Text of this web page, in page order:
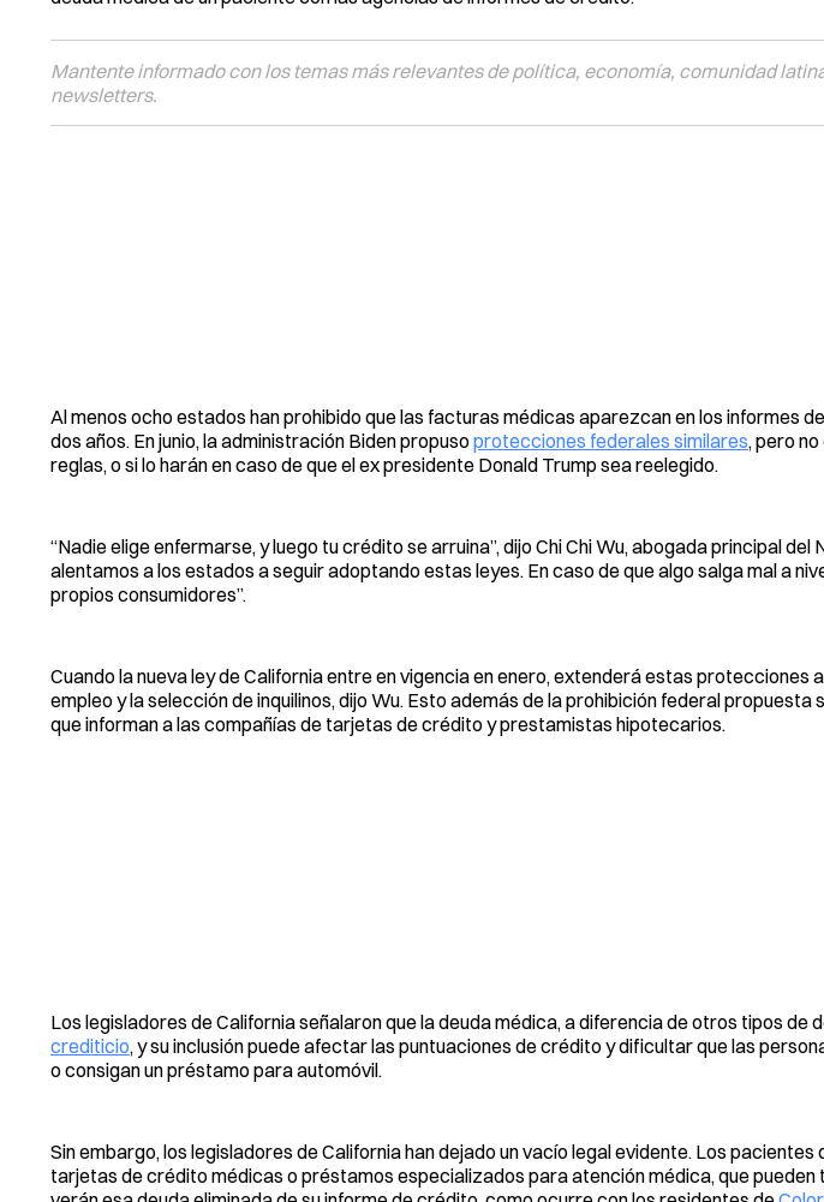
Mantente informado con los temas más relevantes de política, economía, comunidad
newsletters.
Al menos ocho estados han prohibido que las facturas médicas aparezcan en los informes
dos años. En junio, la administración Biden propuso protecciones federales similares, pero
reglas, o si lo harán en caso de que el ex presidente Donald Trump sea reelegido.
“Nadie elige enfermarse, y luego tu crédito se arruina”, dijo Chi Chi Wu, abogada principal del
alentamos a los estados a seguir adoptando estas leyes. En caso de que algo salga mal a
propios consumidores”.
Cuando la nueva ley de California entre en vigencia en enero, extenderá estas protecciones
empleo y la selección de inquilinos, dijo Wu. Esto además de la prohibición federal
que informan a las compañías de tarjetas de crédito y prestamistas hipotecarios.
Los legisladores de California señalaron que la deuda médica, a diferencia de otros tipos de
crediticio, y su inclusión puede afectar las puntuaciones de crédito y dificultar que las
o consigan un préstamo para automóvil.
Sin embargo, los legisladores de California han dejado un vacío legal evidente. Los
tarjetas de crédito médicas o préstamos especializados para atención médica, que